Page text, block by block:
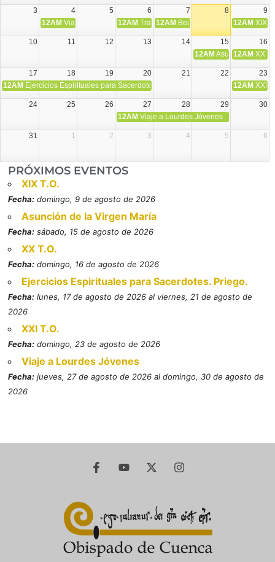
3 4 5 6 7 8
9
12AM Viaje Diocesano a Japón.
12AM Transfiguración del Señor
12AM Beatos Cruz Laplana,
12AM XIX
10 11 12 13 14 15
16
12AM Asunción de la
12AM XX
17 18 19 20 21 22
23
12AM Ejercicios Espirituales para Sacerdotes. Priego. 12AM XXI
24 25 26 27 28 29
30
12AM Viaje a Lourdes Jóvenes
31 1 2 3 4 5 6
PRÓXIMOS EVENTOS
XIX T.O.
Fecha: domingo, 9 de agosto de 2026
Asunción de la Virgen María
Fecha: sábado, 15 de agosto de 2026
XX T.O.
Fecha: domingo, 16 de agosto de 2026
Ejercicios Espirituales para Sacerdotes. Priego.
Fecha: lunes, 17 de agosto de 2026 al viernes, 21 de agosto de
2026
XXI T.O.
Fecha: domingo, 23 de agosto de 2026
Viaje a Lourdes Jóvenes
Fecha: jueves, 27 de agosto de 2026 al domingo, 30 de agosto de
2026